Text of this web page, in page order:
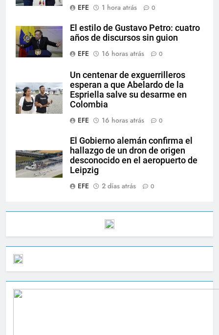
EFE 1 hora atrás 0
El estilo de Gustavo Petro: cuatro
años de discursos sin guion
EFE
16 horas atrás 0
Un centenar de exguerrilleros
esperan a que Abelardo de la
Espriella salve su desarme en
Colombia
EFE
16 horas atrás 0
El Gobierno alemán confirma el
hallazgo de un dron de origen
desconocido en el aeropuerto de
Leipzig
EFE
2 días atrás 0